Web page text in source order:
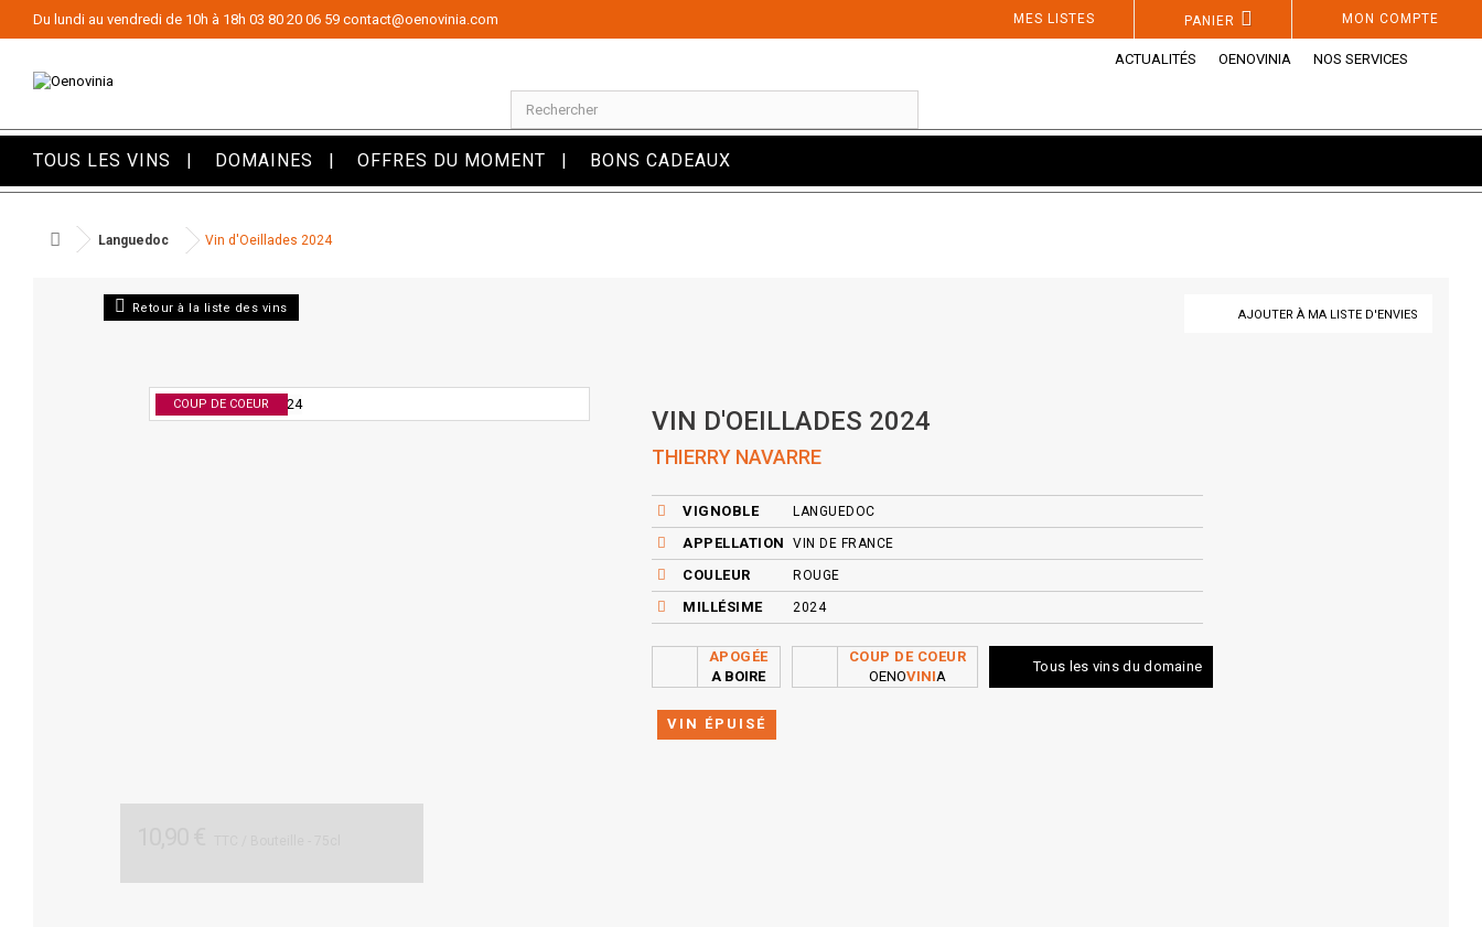
MON COMPTE
PANIER
MES LISTES
Du lundi au vendredi de 10h à 18h 03 80 20 06 59 contact@oenovinia.com
ACTUALITÉS OENOVINIA NOS SERVICES
TOUS LES VINS DOMAINES OFFRES DU MOMENT BONS CADEAUX
Languedoc Vin d'Oeillades 2024
AJOUTER À MA LISTE D'ENVIES
Retour à la liste des vins
COUP DE COEUR
VIN D'OEILLADES 2024
THIERRY NAVARRE
VIGNOBLE LANGUEDOC
APPELLATION VIN DE FRANCE
COULEUR ROUGE
MILLÉSIME 2024
APOGÉE
A BOIRE
COUP DE COEUR
OENOVINIA
Tous les vins du domaine
VIN ÉPUISÉ
Panneau de gestion des cookies